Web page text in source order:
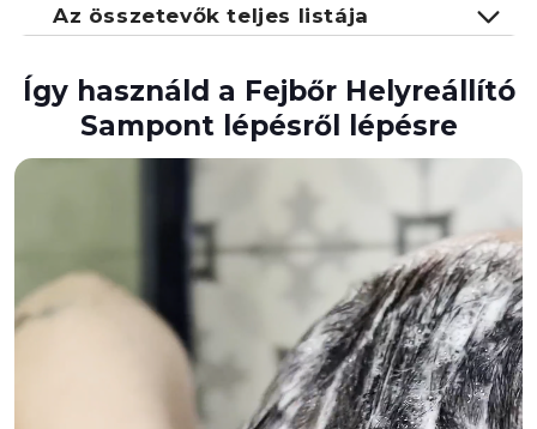
Az összetevők teljes listája
Betaine, Coco Glucoside, Algin, Cucumis
Sativus Fruit Extract, Citrus Limon Fruit
Malus Juice, Prunus Persica Juice, Triticum
Vulgare Seed Extract, Hordeum Vulgare
Extract, Panax Ginseng Root Extract,
Disodium EDTA, Polysorbate-20, Sodium
Benzoate, Guar Hydroxypropyltrimonium
Chloride, Propanediol, Potassium Sorbate,
Citric Acid, Glyceryl Caprylate, Sodium
Így használd a Fejbőr Helyreállító
Sampont lépésről lépésre